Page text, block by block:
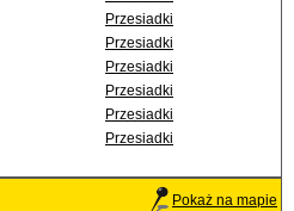
Przesiadki
Przesiadki
Przesiadki
Przesiadki
Przesiadki
Przesiadki
Pokaż na mapie